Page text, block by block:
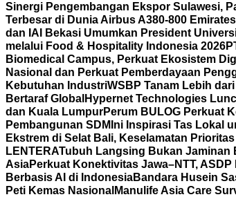
Sinergi Pengembangan Ekspor Sulawesi,
Terbesar di Dunia Airbus A380-800 Emirates
dan IAI Bekasi Umumkan President
melalui Food & Hospitality Indonesia 2026
Biomedical Campus, Perkuat Ekosistem
Nasional dan Perkuat Pemberdayaan
Kebutuhan IndustriWSBP Tanam Lebih
Bertaraf Global Hypernet Technologies
dan Kuala LumpurPerum BULOG Perkuat
Pembangunan SDM Ini Inspirasi Tas Lokal
Ekstrem di Selat Bali, Keselamatan
LENTERATubuh Langsing Bukan Jaminan
AsiaPerkuat Konektivitas Jawa–NTT,
Berbasis AI di IndonesiaBandara Husein
Peti Kemas Nasional Manulife Asia Care